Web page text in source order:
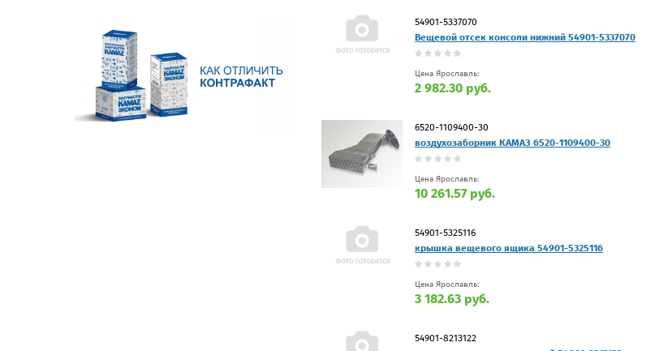
54901-5337070
Вещевой отсек консоли нижний 54901-5337070
Цена Ярославль:
2 982.30 руб.
6520-1109400-30
воздухозаборник КАМАЗ 6520-1109400-30
Цена Ярославль:
10 261.57 руб.
54901-5325116
крышка вещевого ящика 54901-5325116
Цена Ярославль:
3 182.63 руб.
54901-8213122